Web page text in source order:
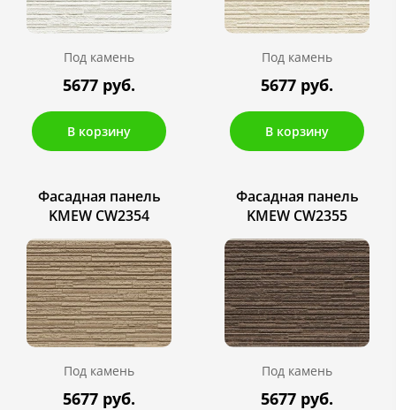
Под камень
5677 руб.
В корзину
Под камень
5677 руб.
В корзину
Фасадная панель
KMEW CW2354
Под камень
5677 руб.
Фасадная панель
KMEW CW2355
Под камень
5677 руб.